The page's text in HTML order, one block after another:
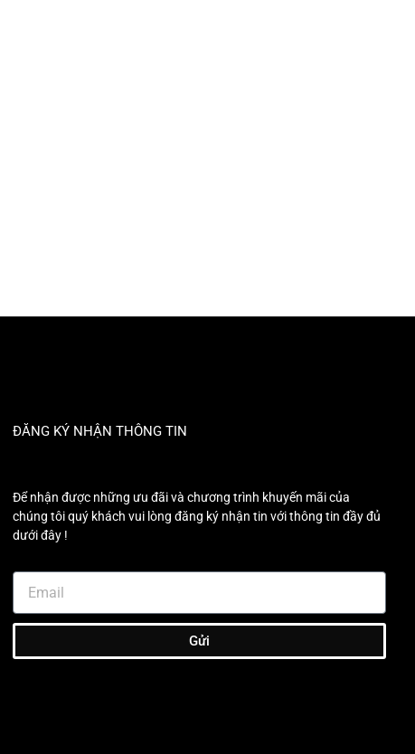
ĐĂNG KÝ NHẬN THÔNG TIN
Để nhận được những ưu đãi và chương trình khuyến mãi của
chúng tôi quý khách vui lòng đăng ký nhận tin với thông tin đầy đủ
dưới đây !
Gửi